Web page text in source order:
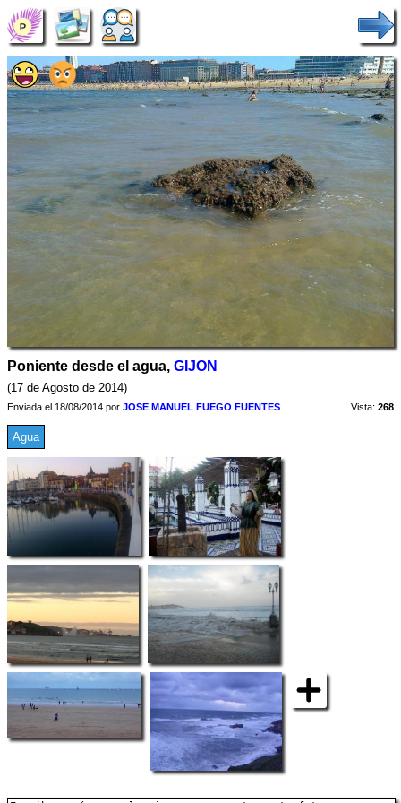
Poniente desde el agua, GIJON
(17 de Agosto de 2014)
Enviada el 18/08/2014 por JOSE MANUEL FUEGO FUENTES Vista: 268
Agua